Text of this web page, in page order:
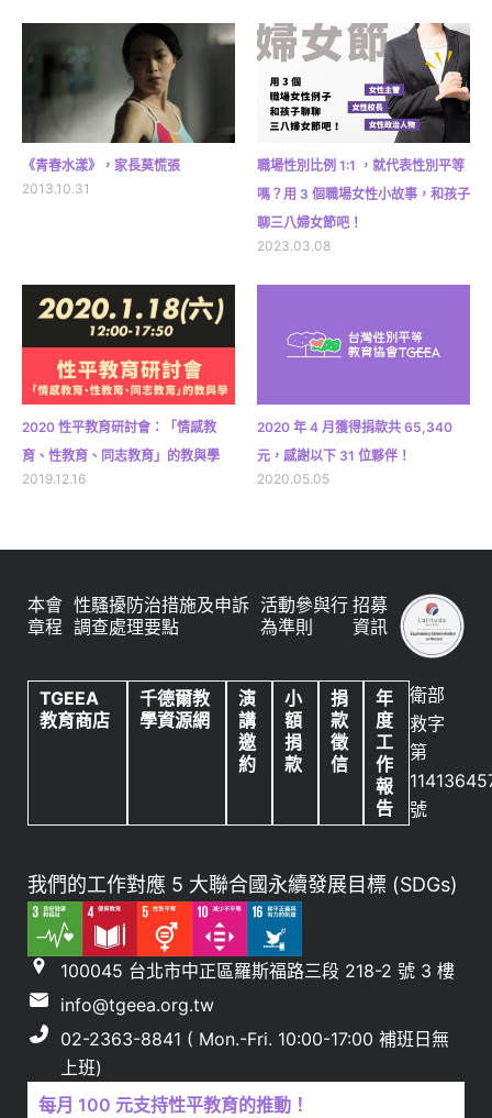
《青春水漾》，家長莫慌張
2013.10.31
職場性別比例 1:1 ，就代表性別平等
嗎？用 3 個職場女性小故事，和孩子
聊三八婦女節吧！
2023.03.08
2020 性平教育研討會：「情感教
育、性教育、同志教育」的教與學
2019.12.16
2020 年 4 月獲得捐款共 65,340
元，感謝以下 31 位夥伴！
2020.05.05
本會
章程
性騷擾防治措施及申訴
調查處理要點
活動參與行
為準則
招募
資訊
TGEEA
教育商店
千德爾教
學資源網
演
講
邀
約
小
額
捐
款
捐
款
徵
信
年
度
工
作
報
告
衛部
救字
第
號
我們的工作對應 5 大聯合國永續發展目標 (SDGs)
100045 台北市中正區羅斯福路三段 218-2 號 3 樓
info@tgeea.org.tw
02-2363-8841 ( Mon.-Fri. 10:00-17:00 補班日無
上班)
每月 100 元支持性平教育的推動！